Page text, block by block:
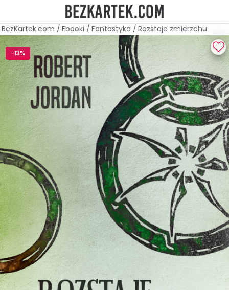
BezKartek.com / Ebooki / Fantastyka / Rozstaje zmierzchu
-13%